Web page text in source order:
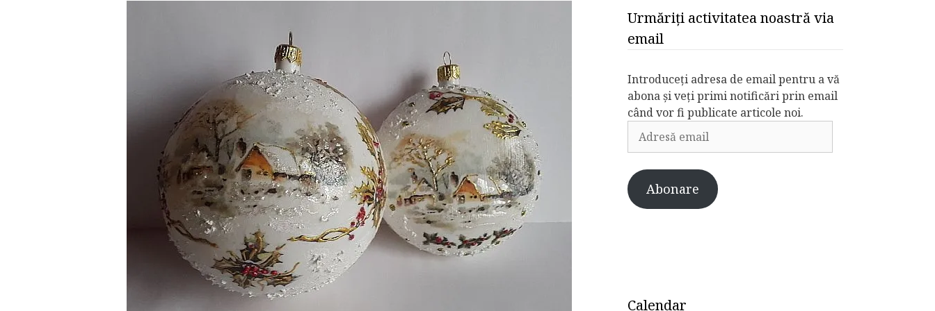
Urmăriți activitatea noastră via
email
Introduceți adresa de email pentru a vă
abona și veți primi notificări prin email
când vor fi publicate articole noi.
Adresă
email
Abonare
Calendar